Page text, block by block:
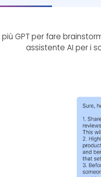
GPT per fare
assistente AI per i